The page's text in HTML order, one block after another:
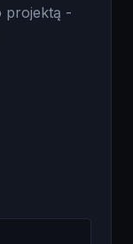
projektą -